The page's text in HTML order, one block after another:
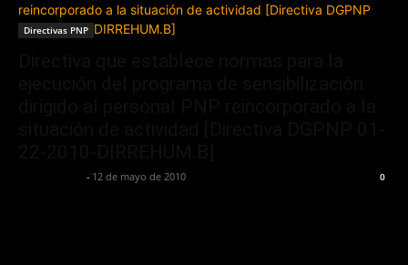
Directivas PNP
- 12 de mayo de 2010 0